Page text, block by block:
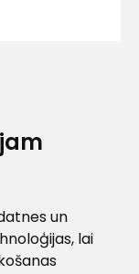
un
lai
SIA Hards
noteikumiem